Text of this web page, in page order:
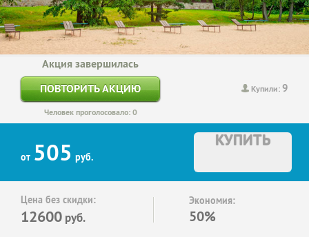
Купили:9
Акция завершилась
ПОВТОРИТЬ АКЦИЮ
Человек проголосовало: 0
от 505 руб.
КУПИТЬ
Цена без скидки:
12600 руб.
Экономия:
50%